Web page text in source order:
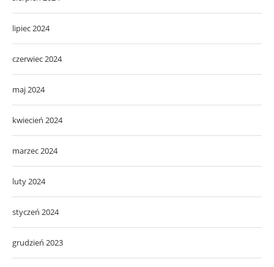
lipiec 2024
czerwiec 2024
maj 2024
kwiecień 2024
marzec 2024
luty 2024
styczeń 2024
grudzień 2023